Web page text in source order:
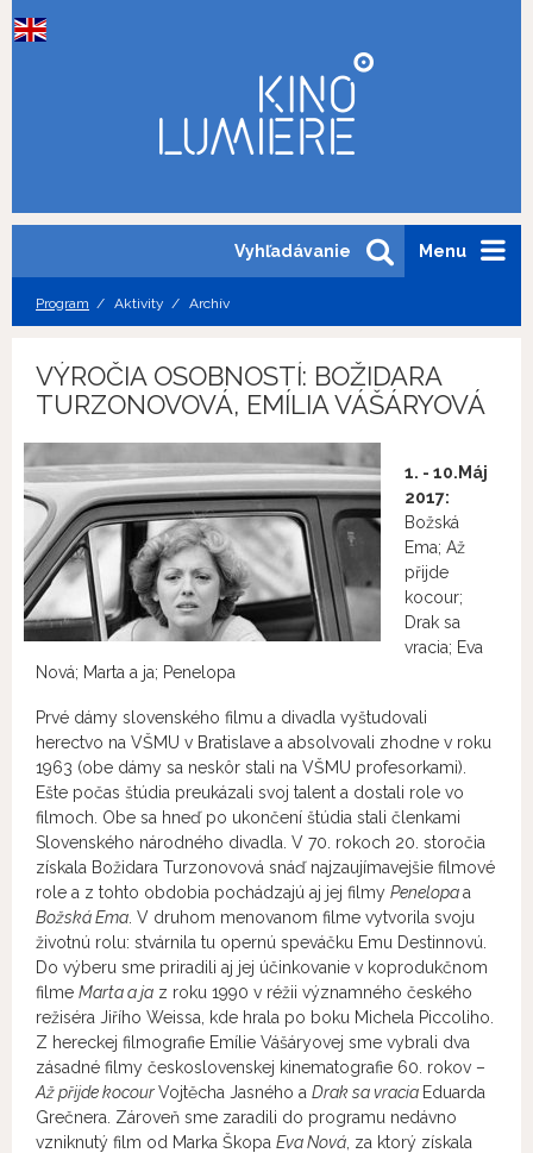
Menu
Vyhľadávanie
Program Aktivity Archív
VÝROČIA OSOBNOSTÍ: BOŽIDARA
TURZONOVOVÁ, EMÍLIA VÁŠÁRYOVÁ
1. - 10.Máj
2017:
Božská
Ema; Až
přijde
kocour;
Drak sa
vracia; Eva
Nová; Marta a ja; Penelopa
Prvé dámy slovenského filmu a divadla vyštudovali
herectvo na VŠMU v Bratislave a absolvovali zhodne v roku
1963 (obe dámy sa neskôr stali na VŠMU profesorkami).
Ešte počas štúdia preukázali svoj talent a dostali role vo
filmoch. Obe sa hneď po ukončení štúdia stali členkami
Slovenského národného divadla. V 70. rokoch 20. storočia
získala Božidara Turzonovová snáď najzaujímavejšie filmové
role a z tohto obdobia pochádzajú aj jej filmy Penelopaa
Božská Ema . V druhom menovanom filme vytvorila svoju
životnú rolu: stvárnila tu opernú speváčku Emu Destinnovú.
Do výberu sme priradili aj jej účinkovanie v koprodukčnom
filme Marta a ja z roku 1990 v réžii významného českého
režiséra Jiřího Weissa, kde hrala po boku Michela Piccoliho.
Z hereckej filmografie Emílie Vášáryovej sme vybrali dva
zásadné filmy československej kinematografie 60. rokov –
Až přijde kocourVojtěcha Jasného a Drak sa vracia Eduarda
Grečnera. Zároveň sme zaradili do programu nedávno
vzniknutý film od Marka Škopa Eva Nová , za ktorý získala